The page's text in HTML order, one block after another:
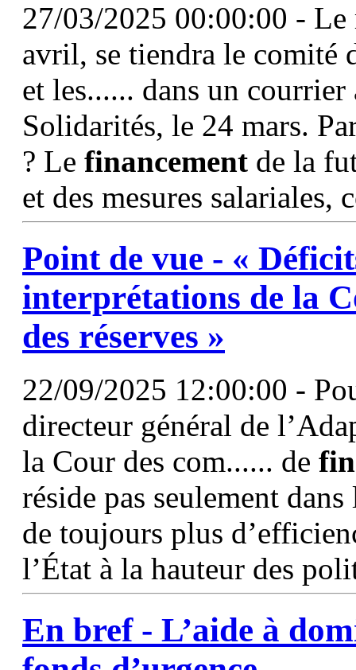
27/03/2025 00:00:00 - Le
avril, se tiendra le comité
et les...... dans un courrier
Solidarités, le 24 mars.
? Le financement de la
et des mesures salariales,
Point de vue - «
interprétations de la
des réserves »
22/09/2025 12:00:00 -
directeur général de
la Cour des com...... de
réside pas seulement
de toujours plus
l’État à la hauteur des
En bref - L’aide à